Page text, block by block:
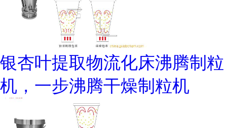
银杏叶提取物流化床沸腾制粒
机，一步沸腾干燥制粒机